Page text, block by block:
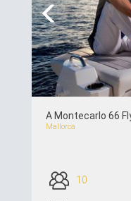
Previous
A Montecarlo 66
Mallorca
10